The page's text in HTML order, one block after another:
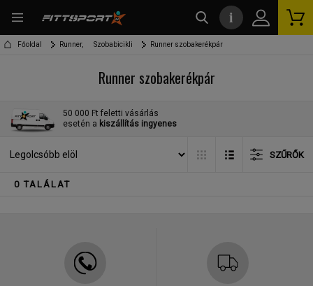
Főoldal Runner, Szobabicikli Runner szobakerékpár
Runner szobakerékpár
50 000 Ft feletti vásárlás
esetén a kiszállítás ingyenes
SZŰRŐK
0 TALÁLAT
i
kereső